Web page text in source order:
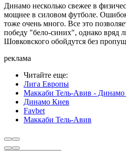
Динамо несколько свежее в
мощнее в силовом футболе.
тоже очень много. Все это
победу "бело-синих", однако вряд
Шовковского обойдутся без
реклама
Читайте еще:
Лига Европы
Маккаби Тель-Авив - Динамо
Динамо Киев
Favbet
Маккаби Тель-Авив